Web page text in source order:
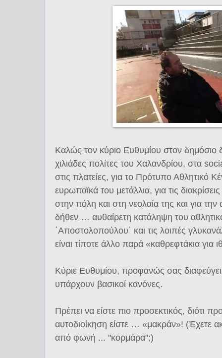
Καλώς τον κύριο Ευθυμίου στον δημόσιο
χιλιάδες πολίτες του Χαλανδρίου, στα
στις πλατείες, για το Πρότυπο Αθλητικό
ευρωπαϊκά του μετάλλια, για τις
στην πόλη και στη νεολαία της και για
δήθεν … αυθαίρετη κατάληψη του
΄Αποστολοπούλου΄ και τις λοιπές
είναι τίποτε άλλο παρά «καθρεφτάκια για
Κύριε Ευθυμίου, προφανώς σας
υπάρχουν βασικοί κανόνες.
Πρέπει να είστε πιο προσεκτικός, διότι
αυτοδιοίκηση είστε … «μακράν»! (Έχετε
από φωνή ... "κορμάρα";)